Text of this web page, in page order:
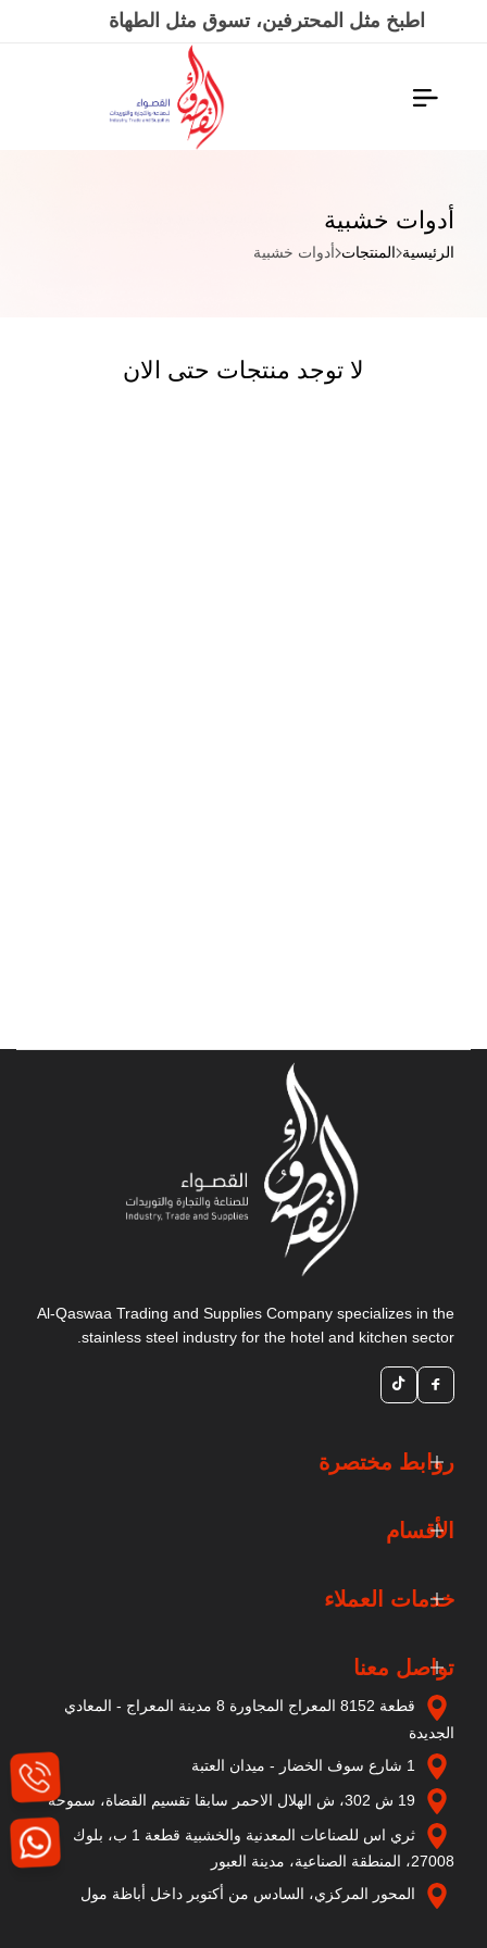
المحترفين، تسوق مثل الطهاة
أدوات خشبية
الرئيسية المنتجات أدوات خشبية
لا توجد منتجات حتى الان
Al-Qaswaa Trading and Supplies Company specializes in the
stainless steel industry for the hotel and kitchen sector.
روابط مختصرة
الأقسام
خدمات العملاء
تواصل معنا
قطعة 8152 المعراج المجاورة 8 مدينة المعراج - المعادي
الجديدة
ثري اس للصناعات المعدنية والخشبية قطعة 1 ب، بلوك
27008، المنطقة الصناعية، مدينة العبور
المحور المركزي، السادس من أكتوبر داخل أباظة مول